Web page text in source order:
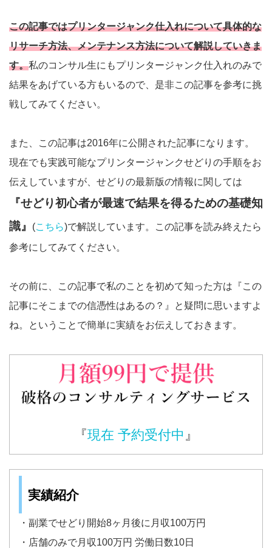
この記事ではプリンタージャンク仕入れについて具体的な
リサーチ方法、メンテナンス方法について解説していきま
す。私のコンサル生にもプリンタージャンク仕入れのみで
結果をあげている方もいるので、是非この記事を参考に挑
戦してみてください。
また、この記事は2016年に公開された記事になります。
現在でも実践可能なプリンタージャンクせどりの手順をお
伝えしていますが、せどりの最新版の情報に関しては
『せどり初心者が最速で結果を得るための基礎知
識』
(こちら)で解説しています。この記事を読み終えたら
参考にしてみてください。
その前に、この記事で私のことを初めて知った方は『この
記事にそこまでの信憑性はあるの？』と疑問に思いますよ
ね。ということで簡単に実績をお伝えしておきます。
『現在 予約受付中 』
実績紹介
・副業でせどり開始8ヶ月後に月収100万円
・店舗のみで月収100万円 労働日数10日